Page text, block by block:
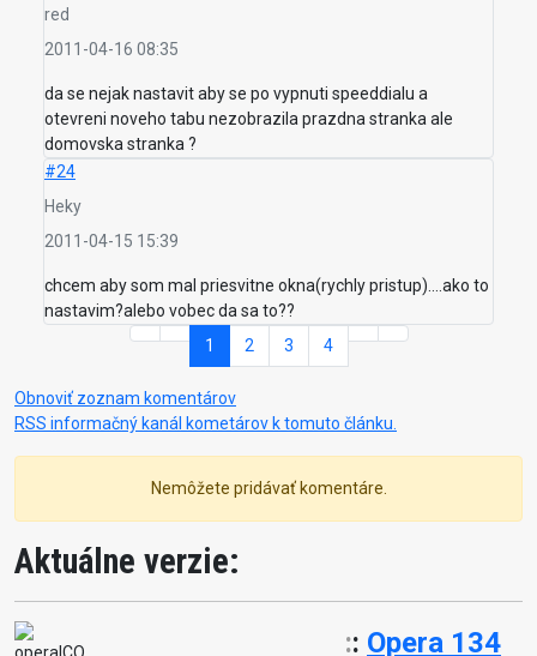
red
2011-04-16 08:35
da se nejak nastavit aby se po vypnuti speeddialu a
otevreni noveho tabu nezobrazila prazdna stranka ale
domovska stranka ?
#24
Heky
2011-04-15 15:39
chcem aby som mal priesvitne okna(rychly pristup)....ako to
nastavim?alebo vobec da sa to??
1
2 3 4
Obnoviť zoznam komentárov
RSS informačný kanál kometárov k tomuto článku.
Nemôžete pridávať komentáre.
Aktuálne verzie:
:: Opera 134